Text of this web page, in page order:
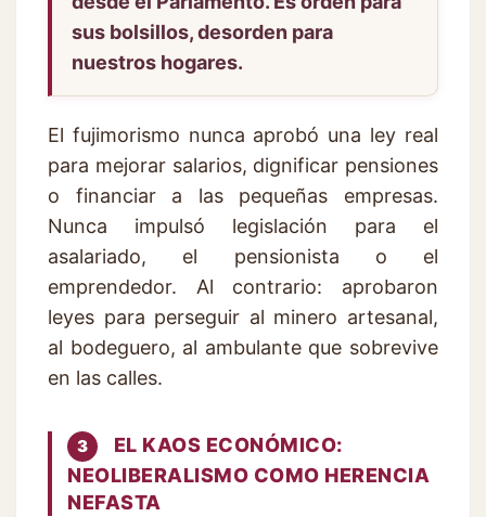
sus bolsillos, desorden para
nuestros hogares.
El fujimorismo nunca aprobó una ley real
para mejorar salarios, dignificar pensiones
o financiar a las pequeñas empresas.
Nunca impulsó legislación para el
asalariado, el pensionista o el
emprendedor. Al contrario: aprobaron
leyes para perseguir al minero artesanal,
al bodeguero, al ambulante que sobrevive
en las calles.
3
EL KAOS ECONÓMICO:
NEOLIBERALISMO COMO HERENCIA
NEFASTA